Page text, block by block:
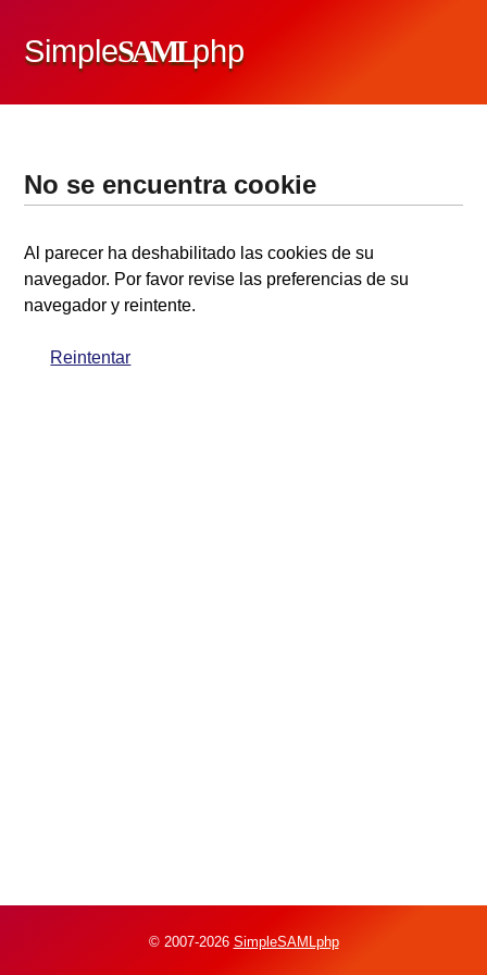
SimpleSAMLphp
No se encuentra cookie
Al parecer ha deshabilitado las cookies de su
navegador. Por favor revise las preferencias de su
navegador y reintente.
Reintentar
© 2007-2026 SimpleSAMLphp